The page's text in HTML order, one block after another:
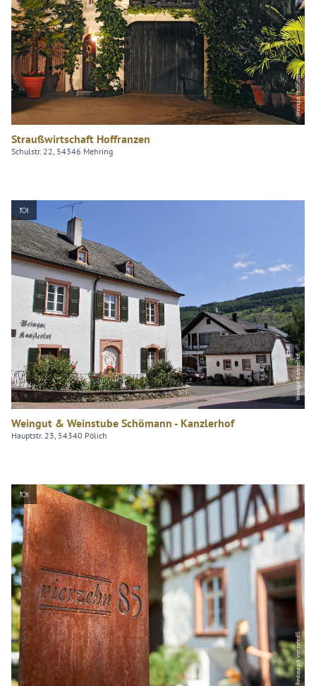
Weingut Hoffranzen
Straußwirtschaft Hoffranzen
Schulstr. 22, 54346 Mehring
Weingut Kanzlerhof
Weingut & Weinstube Schömann - Kanzlerhof
Hauptstr. 23, 54340 Pölich
Restaurant vierzehn85